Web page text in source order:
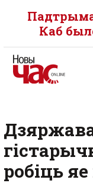
Каб
робіць